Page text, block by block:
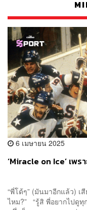
6 เมษายน 2025
‘Miracle on Ice’ เพร
“พี่โด้ๆ” (มันมาอีกแล้ว) เ
ไหม?” “รู้สิ พี่อยากไปดูทุ